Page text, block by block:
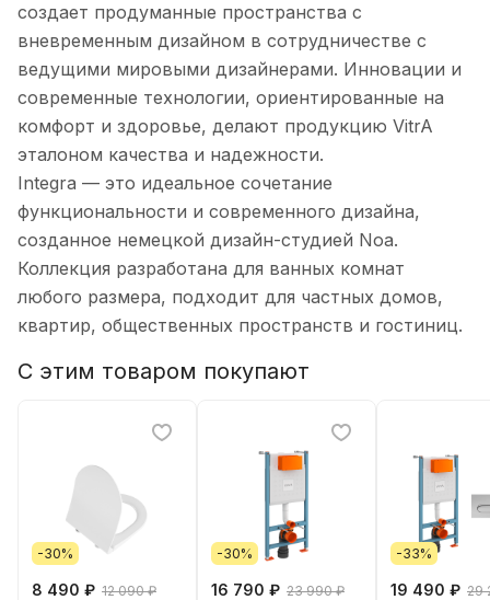
создает продуманные пространства с
вневременным дизайном в сотрудничестве с
ведущими мировыми дизайнерами. Инновации и
современные технологии, ориентированные на
комфорт и здоровье, делают продукцию VitrA
эталоном качества и надежности.
Integra — это идеальное сочетание
функциональности и современного дизайна,
созданное немецкой дизайн-студией Noa.
Коллекция разработана для ванных комнат
любого размера, подходит для частных домов,
квартир, общественных пространств и гостиниц.
С этим товаром покупают
-30%
8 490 ₽ 12 090 ₽
-30%
16 790 ₽ 23 990 ₽
-33%
19 490 ₽ 29